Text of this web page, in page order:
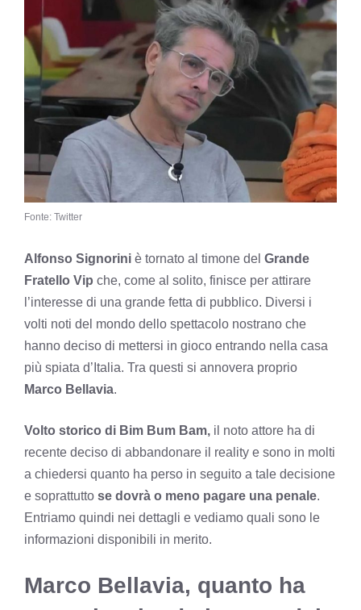
Fonte: Twitter
Alfonso Signorini è tornato al timone del Grande
Fratello Vip che, come al solito, finisce per attirare
l’interesse di una grande fetta di pubblico. Diversi i
volti noti del mondo dello spettacolo nostrano che
hanno deciso di mettersi in gioco entrando nella casa
più spiata d’Italia. Tra questi si annovera proprio
Marco Bellavia.
Volto storico di Bim Bum Bam, il noto attore ha di
recente deciso di abbandonare il reality e sono in molti
a chiedersi quanto ha perso in seguito a tale decisione
e soprattutto se dovrà o meno pagare una penale.
Entriamo quindi nei dettagli e vediamo quali sono le
informazioni disponibili in merito.
Marco Bellavia, quanto ha